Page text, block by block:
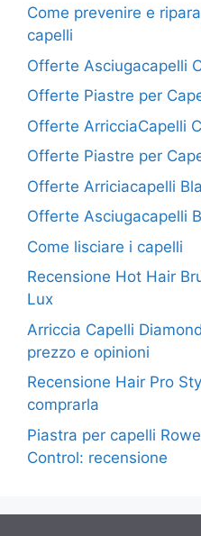
Come prevenire e
capelli
Offerte Asciugacapelli
Offerte Piastre per
Offerte ArricciaCapelli
Offerte Piastre per
Offerte Arriciacapelli
Offerte Asciugacapelli
Come lisciare i capelli
Recensione Hot Hair
Lux
Arriccia Capelli
prezzo e opinioni
Recensione Hair Pro
comprarla
Piastra per capelli
Control: recensione